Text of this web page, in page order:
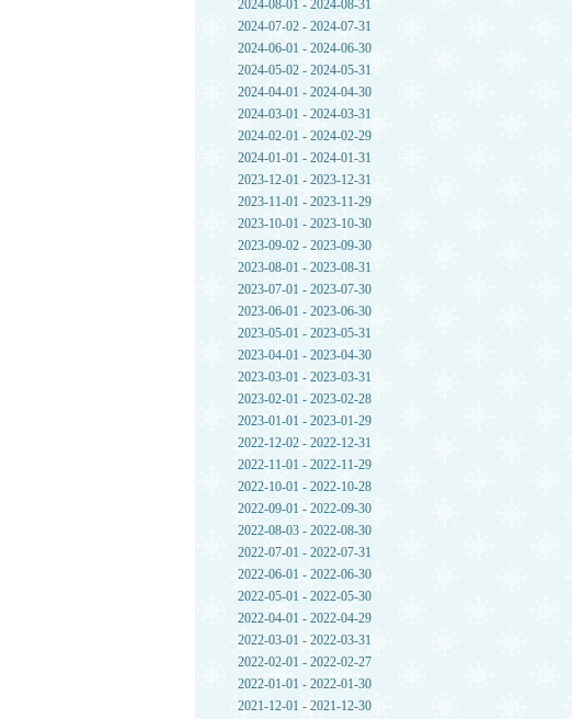
2024-08-01 - 2024-08-31
2024-07-02 - 2024-07-31
2024-06-01 - 2024-06-30
2024-05-02 - 2024-05-31
2024-04-01 - 2024-04-30
2024-03-01 - 2024-03-31
2024-02-01 - 2024-02-29
2024-01-01 - 2024-01-31
2023-12-01 - 2023-12-31
2023-11-01 - 2023-11-29
2023-10-01 - 2023-10-30
2023-09-02 - 2023-09-30
2023-08-01 - 2023-08-31
2023-07-01 - 2023-07-30
2023-06-01 - 2023-06-30
2023-05-01 - 2023-05-31
2023-04-01 - 2023-04-30
2023-03-01 - 2023-03-31
2023-02-01 - 2023-02-28
2023-01-01 - 2023-01-29
2022-12-02 - 2022-12-31
2022-11-01 - 2022-11-29
2022-10-01 - 2022-10-28
2022-09-01 - 2022-09-30
2022-08-03 - 2022-08-30
2022-07-01 - 2022-07-31
2022-06-01 - 2022-06-30
2022-05-01 - 2022-05-30
2022-04-01 - 2022-04-29
2022-03-01 - 2022-03-31
2022-02-01 - 2022-02-27
2022-01-01 - 2022-01-30
2021-12-01 - 2021-12-30